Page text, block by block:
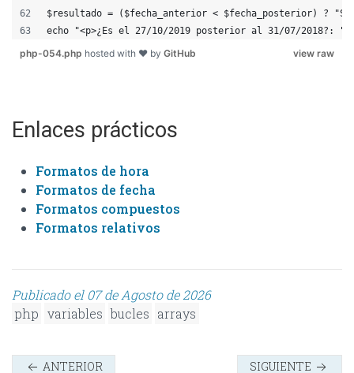
$resultado = ($fecha_anterior < $fecha_posterior) ?
echo "<p>¿Es el 27/10/2019 posterior al 31/07/2018?:
view raw
php-054.php hosted with ❤ by GitHub
Enlaces prácticos
Formatos de hora
Formatos de fecha
Formatos compuestos
Formatos relativos
Publicado el 07 de Agosto de 2026
php variables bucles arrays
ANTERIOR SIGUIENTE